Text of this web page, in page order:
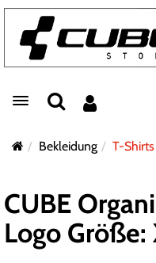
Toggle navigation
Bekleidung T-Shirts
CUBE
Logo Größe: